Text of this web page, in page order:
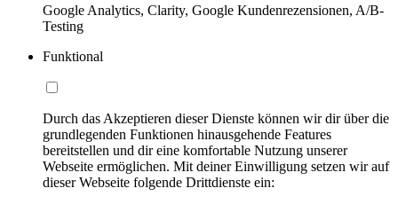
Google Analytics, Clarity, Google Kundenrezensionen, A/B-
Testing
Funktional
Durch das Akzeptieren dieser Dienste können wir dir über die
grundlegenden Funktionen hinausgehende Features
bereitstellen und dir eine komfortable Nutzung unserer
Webseite ermöglichen. Mit deiner Einwilligung setzen wir auf
dieser Webseite folgende Drittdienste ein: